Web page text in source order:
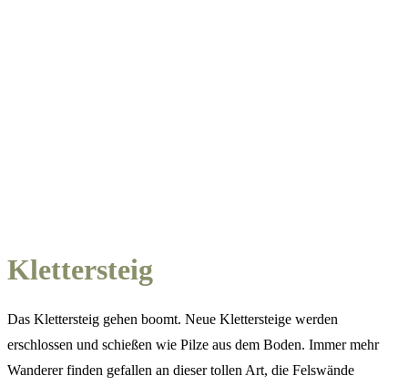
Klettersteig
Das Klettersteig gehen boomt. Neue Klettersteige werden
erschlossen und schießen wie Pilze aus dem Boden. Immer mehr
Wanderer finden gefallen an dieser tollen Art, die Felswände